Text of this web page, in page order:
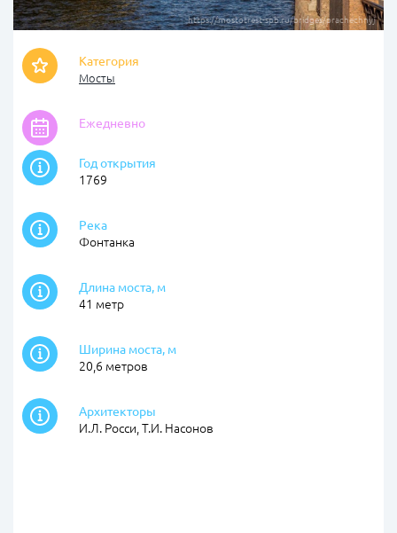
https://mostotrest-spb.ru/bridges/prachechnyj
Категория
Мосты
Ежедневно
Год открытия
1769
Река
Фонтанка
Длина моста, м
41 метр
Ширина моста, м
20,6 метров
Архитекторы
И.Л. Росси, Т.И. Насонов